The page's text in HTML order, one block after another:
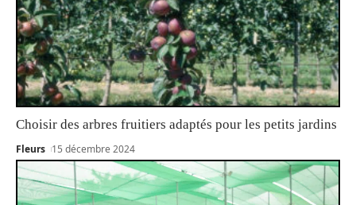
Choisir des arbres fruitiers adaptés pour les petits jardins
Fleurs 15 décembre 2024